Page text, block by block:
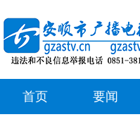
首页 要闻